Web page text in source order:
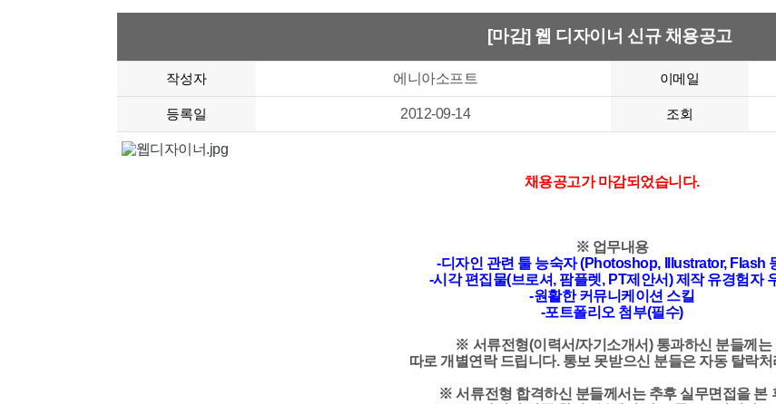
[마감] 웹 디자이너 신규 채용공고
작성자 에니아소프트 이메일
등록일 2012-09-14 조회
채용공고가 마감되었습니다.
※ 업무내용
-디자인 관련 툴 능숙자 (Photoshop, Illustrator, Flash
-시각 편집물(브로셔, 팜플렛, PT제안서) 제작 유경험자
-원활한 커뮤니케이션 스킬
-포트폴리오 첨부(필수)
※ 서류전형(이력서/자기소개서) 통과하신 분들께는
따로 개별연락 드립니다. 통보 못받으신 분들은 자동 탈락처
※ 서류전형 합격하신 분들께서는 추후 실무면접을 본